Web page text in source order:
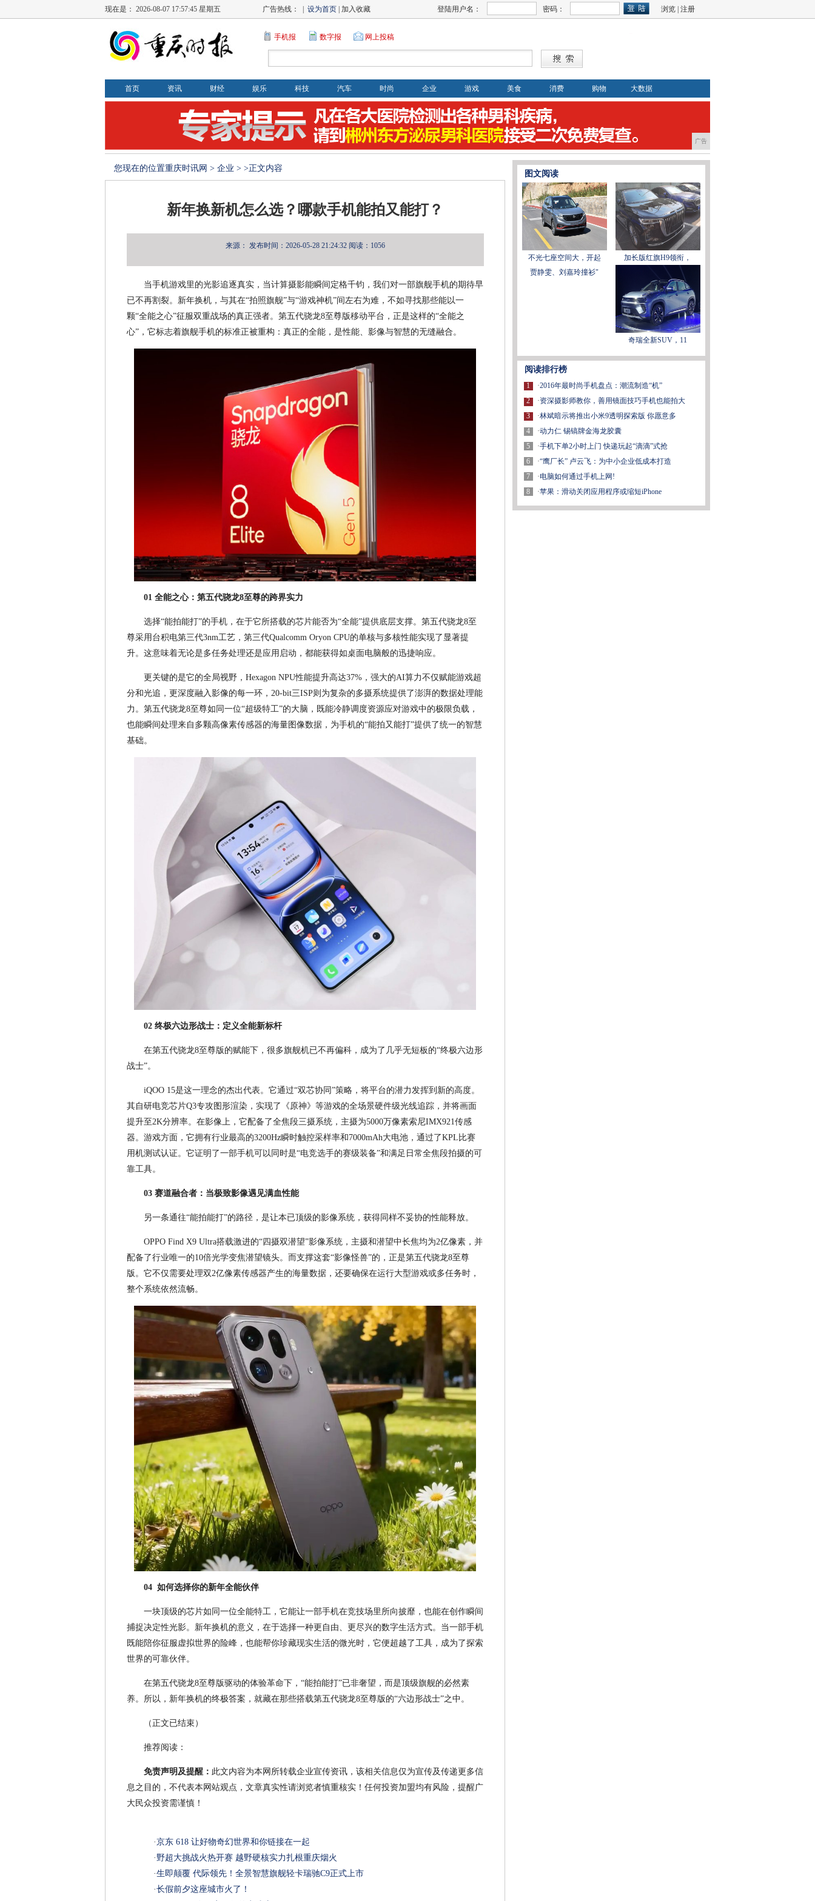
现在是： 2026-08-07 17:57:46 星期五 广告热线： | 设为首页 | 加入收藏 登陆用户名： 密码： 浏览 注册
手机报 数字报 网上投稿
首页 资讯 财经 娱乐 科技 汽车 时尚 企业 游戏 美食 消费 购物 大数据
广告
您现在的位置重庆时讯网 > 企业 > >正文内容
新年换新机怎么选？哪款手机能拍又能打？
来源： 发布时间：2026-05-28 21:24:32 阅读：1056
当手机游戏里的光影追逐真实，当计算摄影能瞬间定格千钧，我们对一部旗舰手机的期待早
已不再割裂。新年换机，与其在“拍照旗舰”与“游戏神机”间左右为难，不如寻找那些能以一
颗“全能之心”征服双重战场的真正强者。第五代骁龙8至尊版移动平台，正是这样的“全能之
心”，它标志着旗舰手机的标准正被重构：真正的全能，是性能、影像与智慧的无缝融合。
01 全能之心：第五代骁龙8至尊的跨界实力
选择“能拍能打”的手机，在于它所搭载的芯片能否为“全能”提供底层支撑。第五代骁龙8至
尊采用台积电第三代3nm工艺，第三代Qualcomm Oryon CPU的单核与多核性能实现了显著提
升。这意味着无论是多任务处理还是应用启动，都能获得如桌面电脑般的迅捷响应。
更关键的是它的全局视野，Hexagon NPU性能提升高达37%，强大的AI算力不仅赋能游戏超
分和光追，更深度融入影像的每一环，20-bit三ISP则为复杂的多摄系统提供了澎湃的数据处理能
力。第五代骁龙8至尊如同一位“超级特工”的大脑，既能冷静调度资源应对游戏中的极限负载，
也能瞬间处理来自多颗高像素传感器的海量图像数据，为手机的“能拍又能打”提供了统一的智慧
基础。
02 终极六边形战士：定义全能新标杆
在第五代骁龙8至尊版的赋能下，很多旗舰机已不再偏科，成为了几乎无短板的“终极六边形
战士”。
iQOO 15是这一理念的杰出代表。它通过“双芯协同”策略，将平台的潜力发挥到新的高度。
其自研电竞芯片Q3专攻图形渲染，实现了《原神》等游戏的全场景硬件级光线追踪，并将画面
提升至2K分辨率。在影像上，它配备了全焦段三摄系统，主摄为5000万像素索尼IMX921传感
器。游戏方面，它拥有行业最高的3200Hz瞬时触控采样率和7000mAh大电池，通过了KPL比赛
用机测试认证。它证明了一部手机可以同时是“电竞选手的赛级装备”和满足日常全焦段拍摄的可
靠工具。
03 赛道融合者：当极致影像遇见满血性能
另一条通往“能拍能打”的路径，是让本已顶级的影像系统，获得同样不妥协的性能释放。
OPPO Find X9 Ultra搭载激进的“四摄双潜望”影像系统，主摄和潜望中长焦均为2亿像素，并
配备了行业唯一的10倍光学变焦潜望镜头。而支撑这套“影像怪兽”的，正是第五代骁龙8至尊
版。它不仅需要处理双2亿像素传感器产生的海量数据，还要确保在运行大型游戏或多任务时，
整个系统依然流畅。
04 如何选择你的新年全能伙伴
一块顶级的芯片如同一位全能特工，它能让一部手机在竞技场里所向披靡，也能在创作瞬间
捕捉决定性光影。新年换机的意义，在于选择一种更自由、更尽兴的数字生活方式。当一部手机
既能陪你征服虚拟世界的险峰，也能帮你珍藏现实生活的微光时，它便超越了工具，成为了探索
世界的可靠伙伴。
在第五代骁龙8至尊版驱动的体验革命下，“能拍能打”已非奢望，而是顶级旗舰的必然素
养。所以，新年换机的终极答案，就藏在那些搭载第五代骁龙8至尊版的“六边形战士”之中。
（正文已结束）
推荐阅读：
免责声明及提醒： 此文内容为本网所转载企业宣传资讯，该相关信息仅为宣传及传递更多信
息之目的，不代表本网站观点，文章真实性请浏览者慎重核实！任何投资加盟均有风险，提醒广
大民众投资需谨慎！
·京东 618 让好物奇幻世界和你链接在一起
·野超大挑战火热开赛 越野硬核实力扎根重庆烟火
·生即颠覆 代际领先！全景智慧旗舰轻卡瑞驰C9正式上市
·长假前夕这座城市火了！
图文阅读
不光七座空间大，开起
加长版红旗H9领衔，
贾静雯、刘嘉玲撞衫"
奇瑞全新SUV，11
阅读排行榜
1
2
3
4
5
6
7
8
·2016年最时尚手机盘点：潮流制造“机”
·资深摄影师教你，善用镜面技巧手机也能拍大
·林斌暗示将推出小米9透明探索版 你愿意多
·动力仁 锡镐牌金海龙胶囊
·手机下单2小时上门 快递玩起“滴滴”式抢
·“鹰厂长” 卢云飞：为中小企业低成本打造
·电脑如何通过手机上网!
·苹果：滑动关闭应用程序或缩短iPhone